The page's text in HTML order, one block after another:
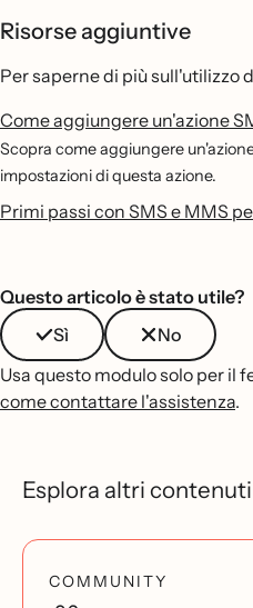
Risorse aggiuntive
Per saperne di più sull'utilizzo
Come aggiungere un'azione
Scopra come aggiungere
impostazioni di questa azione.
Primi passi con SMS e MMS
Questo articolo è stato utile?
Sì
No
Usa questo modulo solo per il
come contattare l'assistenza.
Esplora altri
COMMUNITY